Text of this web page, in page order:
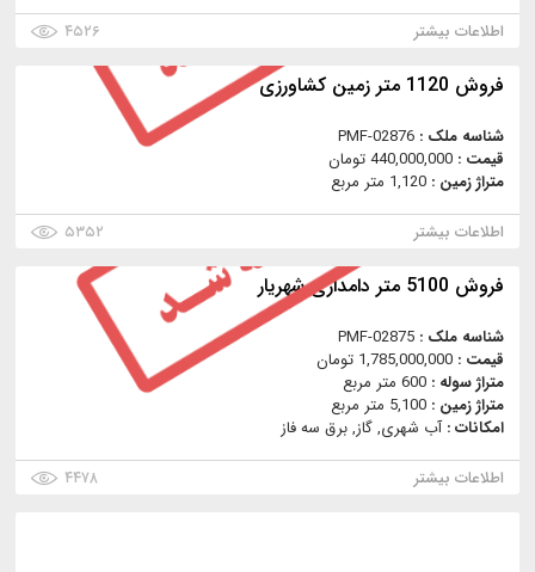
اطلاعات بیشتر
۴۵۲۶
فروش 1120 متر زمین کشاورزی
شناسه ملک : PMF-02876
قیمت : 440,000,000 تومان
متراژ زمین : 1,120 متر مربع
اطلاعات بیشتر
۵۳۵۲
فروش 5100 متر دامداری شهریار
شناسه ملک : PMF-02875
قیمت : 1,785,000,000 تومان
متراژ سوله : 600 متر مربع
متراژ زمین : 5,100 متر مربع
امکانات :آب شهری, گاز, برق سه فاز
اطلاعات بیشتر
۴۴۷۸